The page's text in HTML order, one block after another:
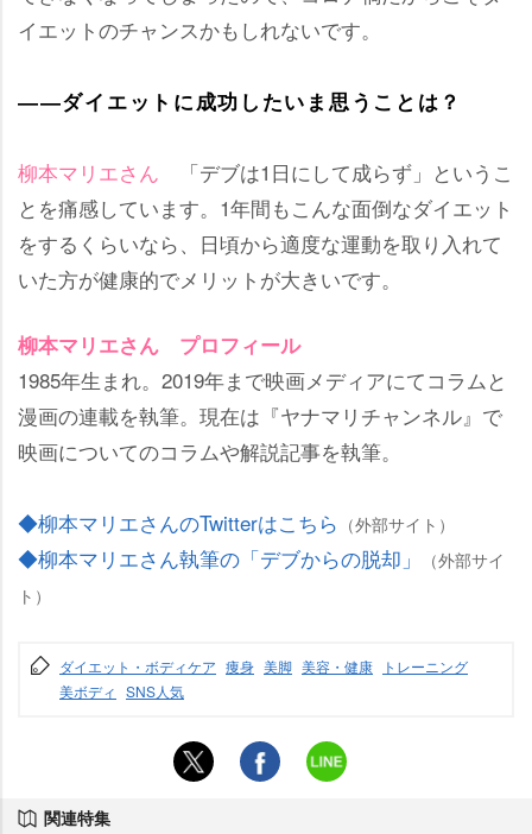
イエットのチャンスかもしれないです。
――ダイエットに成功したいま思うことは？
柳本マリエさん 「デブは1日にして成らず」というこ
とを痛感しています。1年間もこんな面倒なダイエット
をするくらいなら、日頃から適度な運動を取り入れて
いた方が健康的でメリットが大きいです。
柳本マリエさん プロフィール
1985年生まれ。2019年まで映画メディアにてコラムと
漫画の連載を執筆。現在は『ヤナマリチャンネル』で
映画についてのコラムや解説記事を執筆。
◆柳本マリエさんのTwitterはこちら （外部サイト）
◆柳本マリエさん執筆の「デブからの脱却」
（外部サイ
ト）
ダイエット・ボディケア 痩身 美脚 美容・健康
トレーニング
美ボディ SNS人気
関連特集